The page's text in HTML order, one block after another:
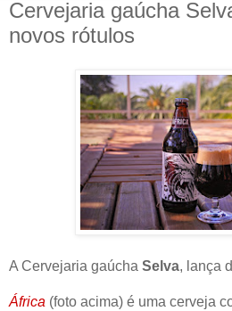
Cervejaria gaúcha
novos rótulos
A Cervejaria gaúcha Selva, lança
África (foto acima) é uma cerveja